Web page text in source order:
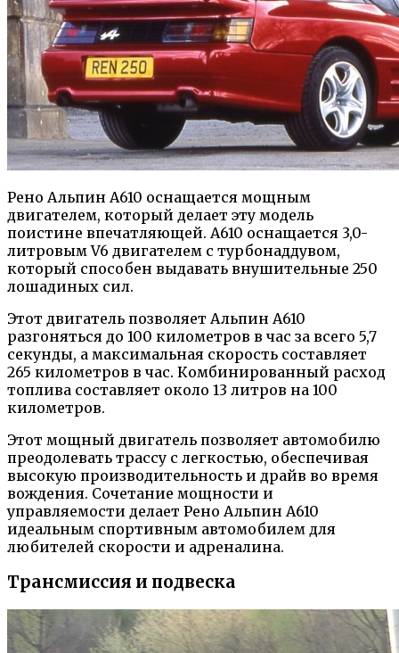
Рено Альпин А610 оснащается мощным
двигателем, который делает эту модель
поистине впечатляющей. А610 оснащается 3,0-
литровым V6 двигателем с турбонаддувом,
который способен выдавать внушительные 250
лошадиных сил.
Этот двигатель позволяет Альпин А610
разгоняться до 100 километров в час за всего 5,7
секунды, а максимальная скорость составляет
265 километров в час. Комбинированный расход
топлива составляет около 13 литров на 100
километров.
Этот мощный двигатель позволяет автомобилю
преодолевать трассу с легкостью, обеспечивая
высокую производительность и драйв во время
вождения. Сочетание мощности и
управляемости делает Рено Альпин А610
идеальным спортивным автомобилем для
любителей скорости и адреналина.
Трансмиссия и подвеска